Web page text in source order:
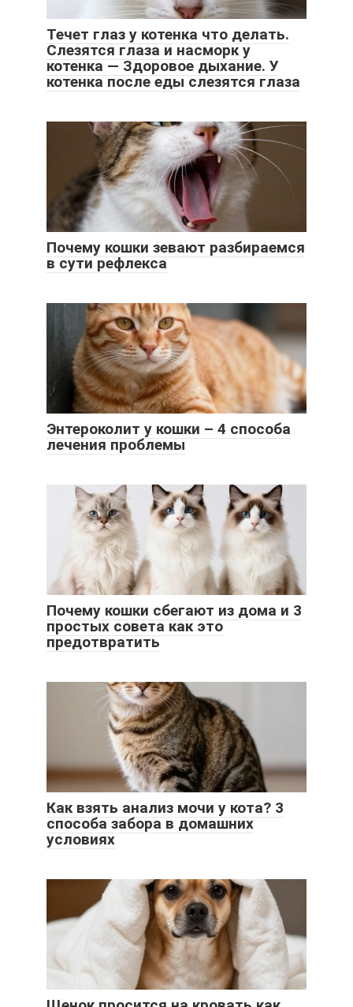
Течет глаз у котенка что делать.
Слезятся глаза и насморк у
котенка — Здоровое дыхание. У
котенка после еды слезятся глаза
Почему кошки зевают разбираемся
в сути рефлекса
Энтероколит у кошки – 4 способа
лечения проблемы
Почему кошки сбегают из дома и 3
простых совета как это
предотвратить
Как взять анализ мочи у кота? 3
способа забора в домашних
условиях